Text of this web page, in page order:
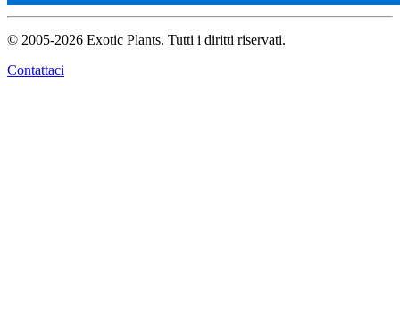
© 2005-2026 Exotic Plants. Tutti i diritti riservati.
Contattaci